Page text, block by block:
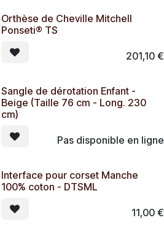
Orthèse de Cheville Mitchell
Ponseti® TS
201,10 €
Sangle de dérotation Enfant -
Beige (Taille 76 cm - Long. 230
cm)
Pas disponible en ligne
Interface pour corset Manche
100% coton - DTSML
11,00 €